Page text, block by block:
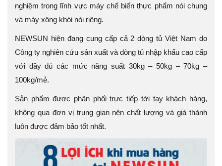
nghiệm trong lĩnh vực máy chế biến thực phẩm nói chung
và máy xông khói nói riêng.
NEWSUN hiện đang cung cấp cả 2 dòng tủ Việt Nam do
Công ty nghiên cứu sản xuất và dòng tủ nhập khẩu cao cấp
với đầy đủ các mức năng suất 30kg – 50kg – 70kg –
100kg/mẻ.
Sản phẩm được phân phối trực tiếp tới tay khách hàng,
không qua đơn vị trung gian nên chất lượng và giá thành
luôn được đảm bảo tốt nhất.